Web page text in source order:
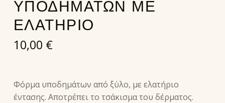
ΥΠΟΔΗΜΑΤΩΝ ΜΕ
ΕΛΑΤΗΡΙΟ
10,00 €
Φόρμα υποδημάτων από ξύλο, με ελατήριο
έντασης. Αποτρέπει το τσάκισμα του δέρματος.